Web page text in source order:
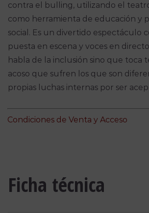
contra el bulling, utilizando el
como herramienta de educación y
social. Es un divertido espectáculo
puesta en escena y voces en
habla de la inclusión sino que toca
acoso que sufren los que son
propias luchas internas por ser
Condiciones de Venta y Acceso
Ficha técnica